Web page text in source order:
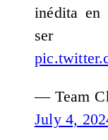
inédita en
ser
— Team
July 4,